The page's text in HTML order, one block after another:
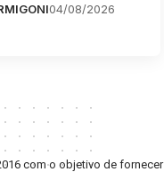
04/08/2026
com o objetivo de